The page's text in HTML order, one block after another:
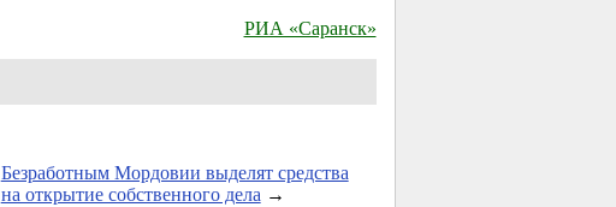
РИА «Саранск»
Безработным Мордовии выделят средства
на открытие собственного дела →